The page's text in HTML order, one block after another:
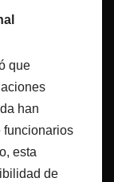
que
han
funcionarios
esta
de